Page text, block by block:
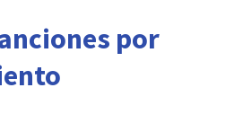
por